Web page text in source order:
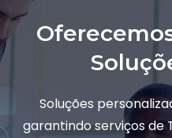
Soluções
garantindo serviços de